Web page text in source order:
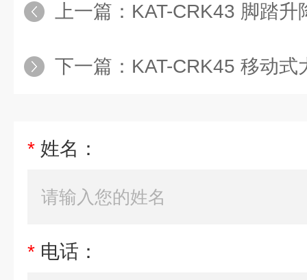
上一篇： KAT-CRK43 脚踏升降多功能
下一篇： KAT-CRK45 移动式大型
* 姓名：
* 电话：